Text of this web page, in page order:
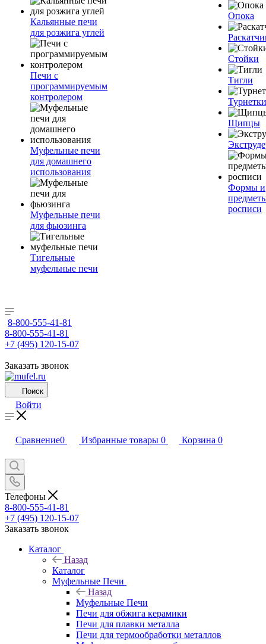
Кальянные печи
для розжига углей
Печи с
программируемым
контролером
Муфельные печи
для домашнего
использования
Муфельные печи
для фьюзинга
Тигельные
муфельные печи
Опока
Стойки
Тигли
Турнетки
Щипцы
Формы и
росписи
8-800-555-41-81
8-800-555-41-81
+7 (495) 120-15-07
Заказать звонок
Поиск
Войти
Сравнение0 Избранные товары 0 Корзина 0
Телефоны
8-800-555-41-81
+7 (495) 120-15-07
Заказать звонок
Каталог
Назад
Каталог
Муфельные Печи
Назад
Муфельные Печи
Печи для обжига керамики
Печи для плавки металла
Печи для термообработки металлов